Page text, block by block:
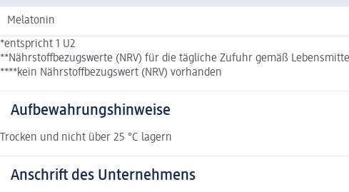
Melatonin
*entspricht 1 U2
**Nährstoffbezugswerte (NRV) für die tägliche Zufuhr gemäß
****kein Nährstoffbezugswert (NRV) vorhanden
Aufbewahrungshinweise
Trocken und nicht über 25 °C lagern
Anschrift des Unternehmens